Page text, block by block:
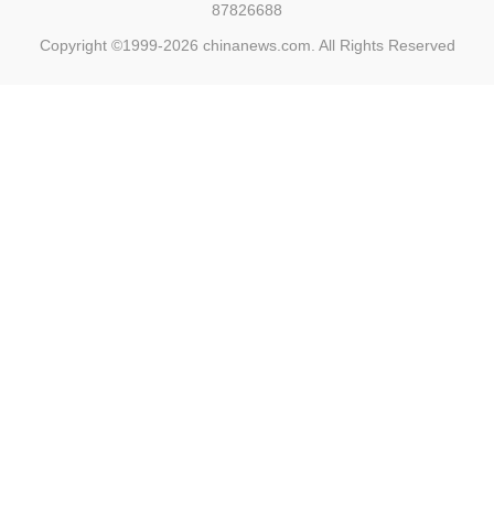
87826688
Copyright ©1999-2026 chinanews.com. All Rights Reserved